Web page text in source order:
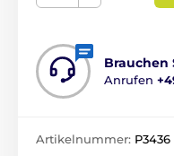
Brauchen
Anrufen
Artikelnummer: P3436